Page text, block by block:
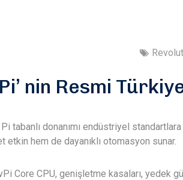
nin Resmi
tabanlı donanımı endüstriyel
etkin hem de dayanıklı otomasyon sunar.
Core CPU, genişletme kasaları, yedek